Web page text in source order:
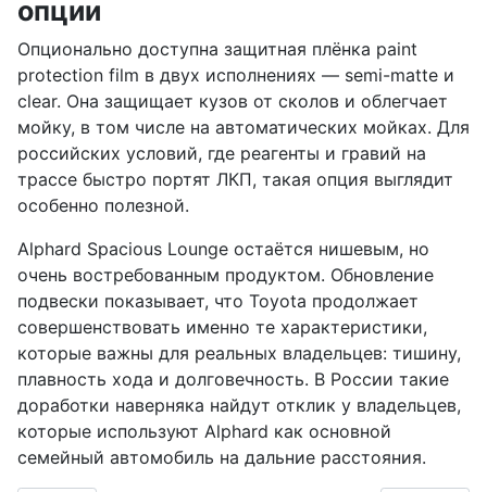
опции
Опционально доступна защитная плёнка paint
protection film в двух исполнениях — semi-matte и
clear. Она защищает кузов от сколов и облегчает
мойку, в том числе на автоматических мойках. Для
российских условий, где реагенты и гравий на
трассе быстро портят ЛКП, такая опция выглядит
особенно полезной.
Alphard Spacious Lounge остаётся нишевым, но
очень востребованным продуктом. Обновление
подвески показывает, что Toyota продолжает
совершенствовать именно те характеристики,
которые важны для реальных владельцев: тишину,
плавность хода и долговечность. В России такие
доработки наверняка найдут отклик у владельцев,
которые используют Alphard как основной
семейный автомобиль на дальние расстояния.